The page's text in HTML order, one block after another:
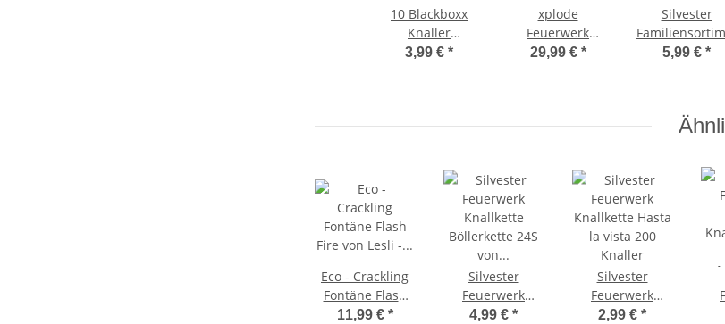
10 Blackboxx
Knaller
Feuerwerk
3,99 € *
xplode
Feuerwerk
Batterie
29,99 € *
Silvester
Nightfly von
5,99 € *
Eco - Crackling
Fontäne Flash
Fire von Lesli -
11,99 € *
Silvester
Feuerwerk
Knallkette
4,99 € *
Silvester
Feuerwerk
Knallkette Hasta
2,99 € *